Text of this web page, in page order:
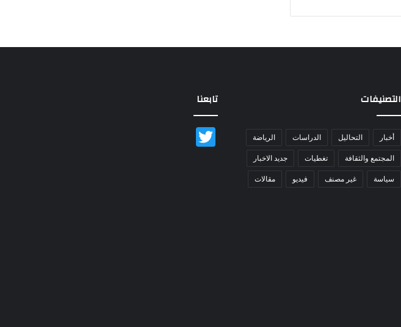
التصنيفات
أخبار التحاليل الدراسات الرياضة
المجتمع والثقافة تغطيات جديد الاخبار
سياسة غير مصنف فيديو مقالات
تابعنا